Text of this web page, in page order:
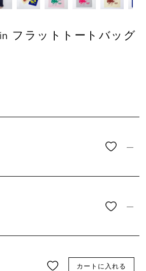
フラットトートバッグ
—
—
カートに入れる